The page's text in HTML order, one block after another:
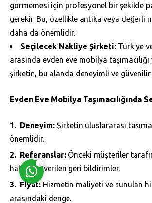
görmemesi için profesyonel bir şekilde
gerekir. Bu, özellikle antika veya değerli
daha da önemlidir.
Seçilecek Nakliye Şirketi: Türkiye
arasında evden eve mobilya
şirketin, bu alanda deneyimli ve güvenilir
Evden Eve Mobilya Taşımacılığında
Deneyim: Şirketin uluslararası
önemlidir.
Referanslar: Önceki müşteriler
hakkında verilen geri bildirimler.
Fiyat: Hizmetin maliyeti ve sunulan
arasındaki denge.
Müşteri Temsilcisi
1